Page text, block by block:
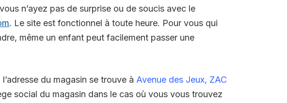
n’ayez pas de surprise ou de soucis avec le
. Le site est fonctionnel à toute heure. Pour vous qui
même un enfant peut facilement passer une
du magasin se trouve à Avenue des Jeux, ZAC
social du magasin dans le cas où vous vous trouvez